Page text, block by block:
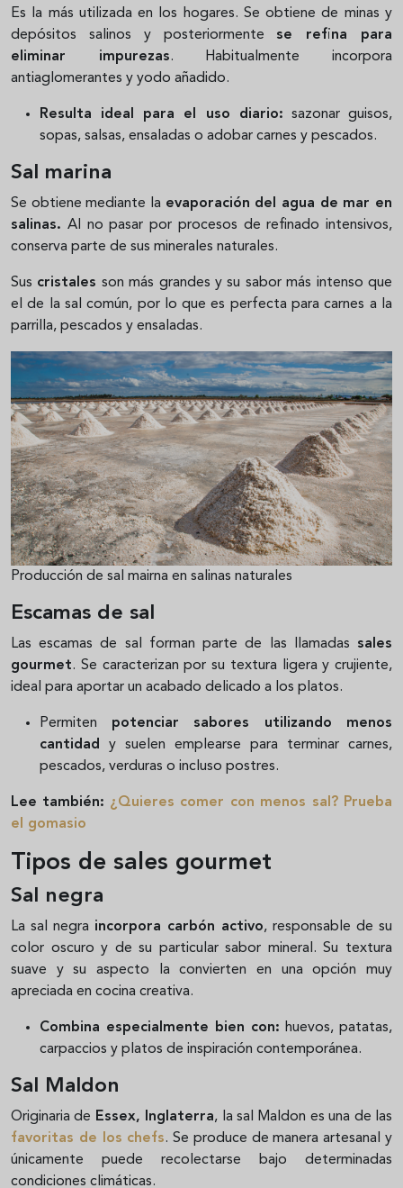
Es la más utilizada en los hogares. Se obtiene de minas y
depósitos salinos y posteriormente se refina para
eliminar impurezas. Habitualmente incorpora
antiaglomerantes y yodo añadido.
Resulta ideal para el uso diario: sazonar guisos,
sopas, salsas, ensaladas o adobar carnes y pescados.
Sal marina
Se obtiene mediante la evaporación del agua de mar en
salinas. Al no pasar por procesos de refinado intensivos,
conserva parte de sus minerales naturales.
Sus cristales son más grandes y su sabor más intenso que
el de la sal común, por lo que es perfecta para carnes a la
parrilla, pescados y ensaladas.
Producción de sal mairna en salinas naturales
Escamas de sal
Las escamas de sal forman parte de las llamadas sales
gourmet. Se caracterizan por su textura ligera y crujiente,
ideal para aportar un acabado delicado a los platos.
Permiten potenciar sabores utilizando menos
cantidad
y suelen emplearse para terminar carnes,
pescados, verduras o incluso postres.
Lee también: ¿Quieres comer con menos sal? Prueba
el gomasio
Tipos de sales gourmet
Sal negra
La sal negra incorpora carbón activo, responsable de su
color oscuro y de su particular sabor mineral. Su textura
suave y su aspecto la convierten en una opción muy
apreciada en cocina creativa.
Combina especialmente bien con: huevos, patatas,
carpaccios y platos de inspiración contemporánea.
Sal Maldon
Originaria de Essex, Inglaterra, la sal Maldon es una de las
favoritas de los chefs. Se produce de manera artesanal y
únicamente puede recolectarse bajo determinadas
condiciones climáticas.